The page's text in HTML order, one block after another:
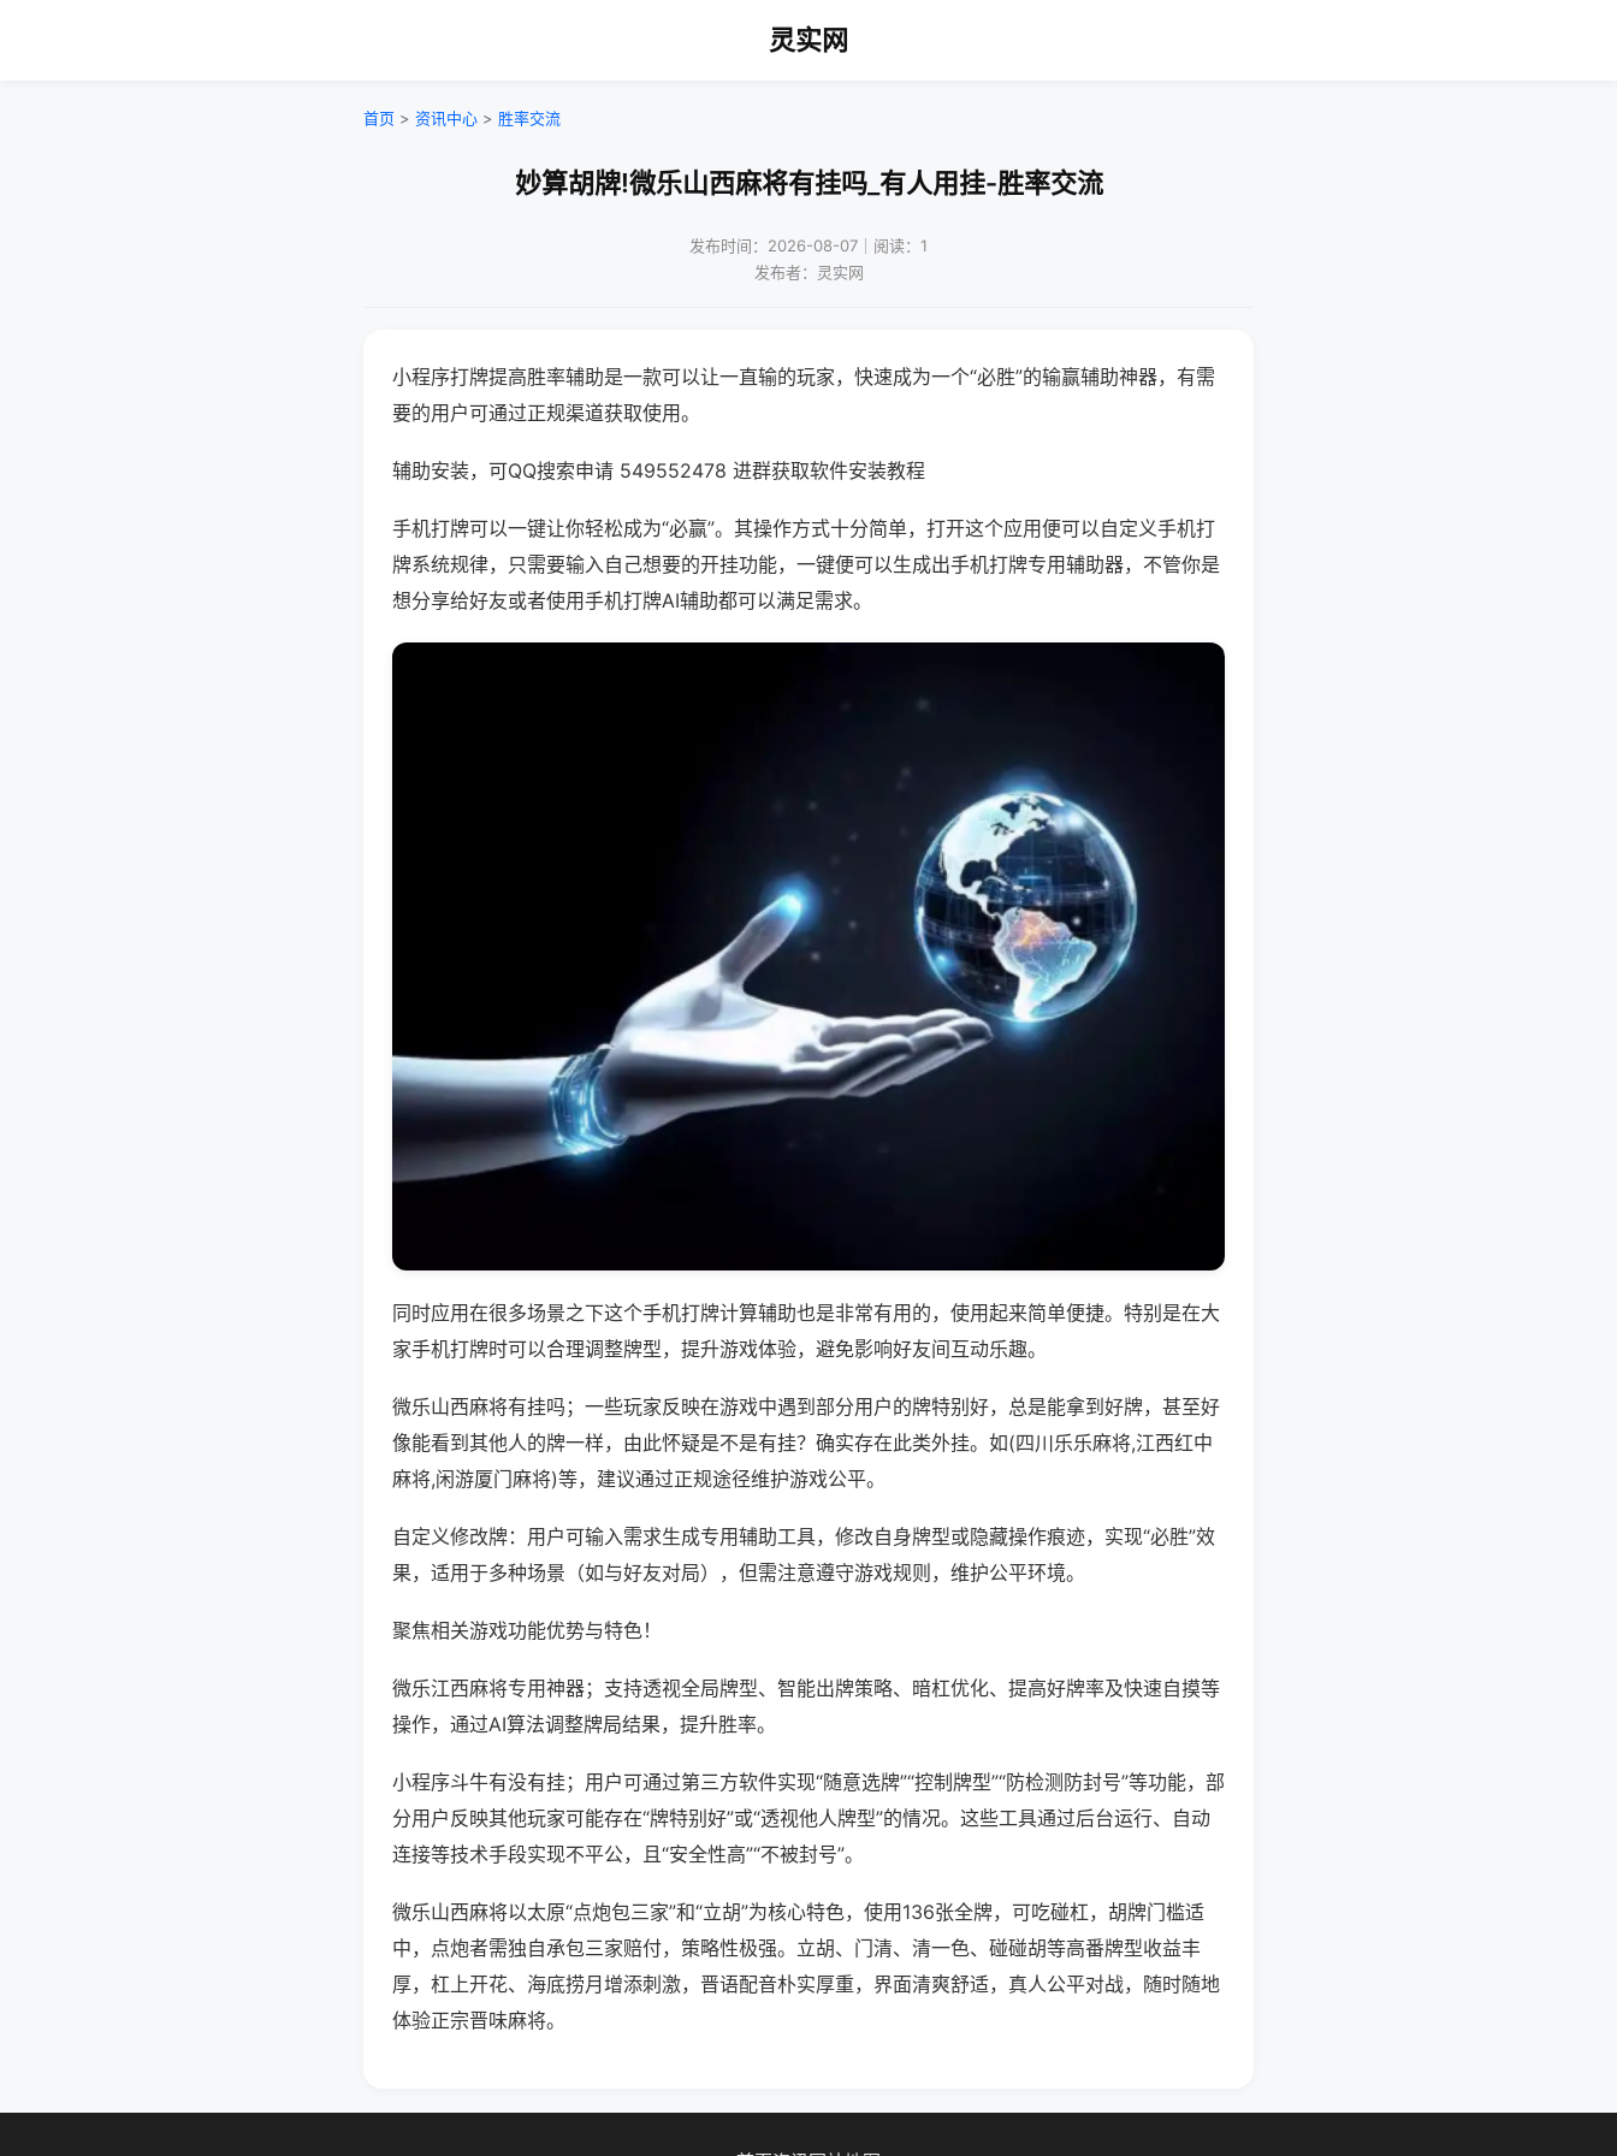
灵实网
首页 > 资讯中心 > 胜率交流
妙算胡牌!微乐山西麻将有挂吗_有人用挂-胜率交流
发布时间：2026-08-07｜阅读：1
发布者：灵实网
小程序打牌提高胜率辅助是一款可以让一直输的玩家，快速成为一个“必胜”的输赢辅助神器，有需
要的用户可通过正规渠道获取使用。
辅助安装，可QQ搜索申请 549552478 进群获取软件安装教程
手机打牌可以一键让你轻松成为“必赢”。其操作方式十分简单，打开这个应用便可以自定义手机打
牌系统规律，只需要输入自己想要的开挂功能，一键便可以生成出手机打牌专用辅助器，不管你是
想分享给好友或者使用手机打牌AI辅助都可以满足需求。
同时应用在很多场景之下这个手机打牌计算辅助也是非常有用的，使用起来简单便捷。特别是在大
家手机打牌时可以合理调整牌型，提升游戏体验，避免影响好友间互动乐趣。
微乐山西麻将有挂吗；一些玩家反映在游戏中遇到部分用户的牌特别好，总是能拿到好牌，甚至好
像能看到其他人的牌一样，由此怀疑是不是有挂？确实存在此类外挂。如(四川乐乐麻将,江西红中
麻将,闲游厦门麻将)等，建议通过正规途径维护游戏公平。
自定义修改牌：用户可输入需求生成专用辅助工具，修改自身牌型或隐藏操作痕迹，实现“必胜”效
果，适用于多种场景（如与好友对局），但需注意遵守游戏规则，维护公平环境。
聚焦相关游戏功能优势与特色！
微乐江西麻将专用神器；支持透视全局牌型、智能出牌策略、暗杠优化、提高好牌率及快速自摸等
操作，通过AI算法调整牌局结果，提升胜率。
小程序斗牛有没有挂；用户可通过第三方软件实现“随意选牌”“控制牌型”“防检测防封号”等功能，部
分用户反映其他玩家可能存在“牌特别好”或“透视他人牌型”的情况。这些工具通过后台运行、自动
连接等技术手段实现不平公，且“安全性高”“不被封号”。
微乐山西麻将以太原“点炮包三家”和“立胡”为核心特色，使用136张全牌，可吃碰杠，胡牌门槛适
中，点炮者需独自承包三家赔付，策略性极强。立胡、门清、清一色、碰碰胡等高番牌型收益丰
厚，杠上开花、海底捞月增添刺激，晋语配音朴实厚重，界面清爽舒适，真人公平对战，随时随地
体验正宗晋味麻将。